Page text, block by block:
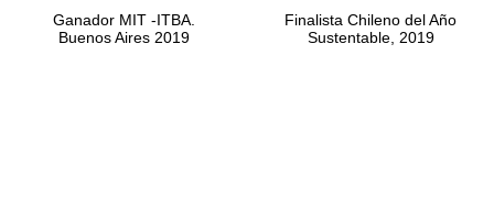
Ganador MIT -ITBA.
Buenos Aires 2019
Finalista Chileno del Año
Sustentable, 2019